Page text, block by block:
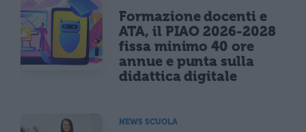
Formazione docenti e
ATA, il PIAO 2026-2028
fissa minimo 40 ore
annue e punta sulla
didattica digitale
NEWS SCUOLA